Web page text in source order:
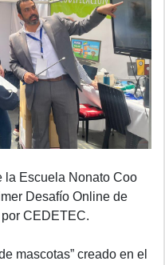
la Escuela Nonato Coo
Desafío Online de
CEDETEC.
mascotas” creado en el